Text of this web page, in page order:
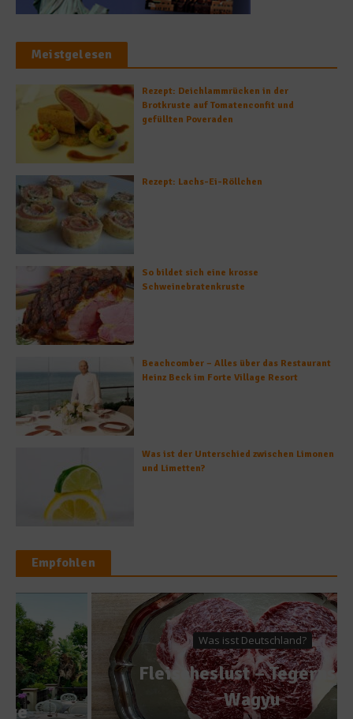
Meistgelesen
Rezept: Deichlammrücken in der
Brotkruste auf Tomatenconfit und
gefüllten Poveraden
Rezept: Lachs-Ei-Röllchen
So bildet sich eine krosse
Schweinebratenkruste
Beachcomber – Alles über das Restaurant
Heinz Beck im Forte Village Resort
Was ist der Unterschied zwischen Limonen
und Limetten?
Empfohlen
Was isst Deutschland?
Fleischeslust – Tegernseer
Wagyu